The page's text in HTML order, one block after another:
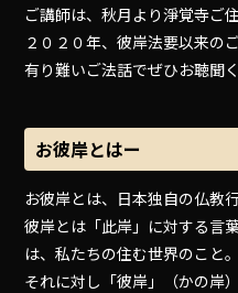
ご講師は、秋月より淨覚寺ご
２０２０年、彼岸法要以来の
有り難いご法話でぜひお聴聞く
お彼岸とはー
お彼岸とは、日本独自の仏教行
彼岸とは「此岸」に対する言
は、私たちの住む世界のこと。
それに対し「彼岸」（かの岸